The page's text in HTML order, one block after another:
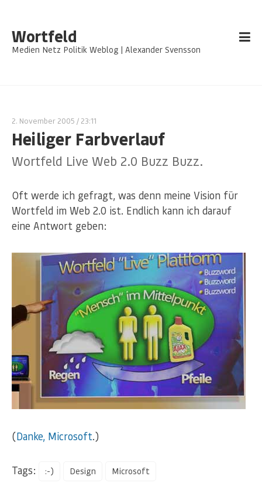
Wortfeld
Medien Netz Politik Weblog | Alexander Svensson
2. November 2005 / 23:11
Heiliger Farbverlauf
Wortfeld Live Web 2.0 Buzz Buzz.
Oft werde ich gefragt, was denn meine Vision für
Wortfeld im Web 2.0 ist. Endlich kann ich darauf
eine Antwort geben:
(Danke, Microsoft.)
Tags: :-) Design Microsoft